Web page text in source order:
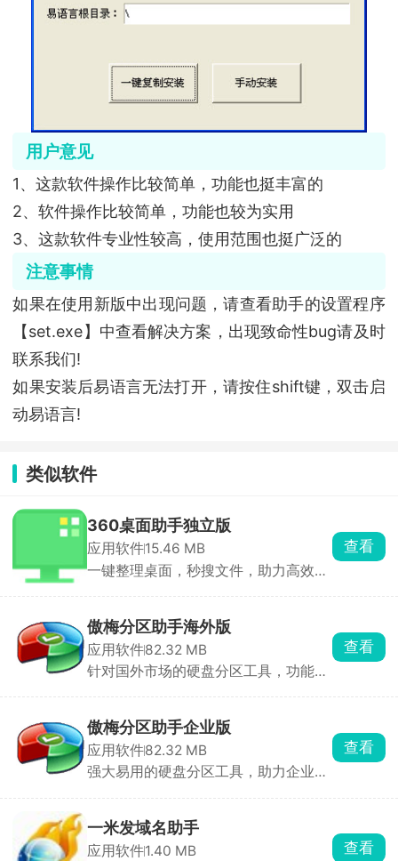
用户意见
1、这款软件操作比较简单，功能也挺丰富的
2、软件操作比较简单，功能也较为实用
3、这款软件专业性较高，使用范围也挺广泛的
注意事情
如果在使用新版中出现问题，请查看助手的设置程序
【set.exe】中查看解决方案，出现致命性bug请及时
联系我们!
如果安装后易语言无法打开，请按住shift键，双击启
动易语言!
类似软件
360桌面助手独立版
应用软件15.46 MB
一键整理桌面，秒搜文件，助力高效工
查看
傲梅分区助手海外版
应用软件82.32 MB
针对国外市场的硬盘分区工具，功能强
查看
傲梅分区助手企业版
应用软件82.32 MB
强大易用的硬盘分区工具，助力企业高
查看
一米发域名助手
应用软件1.40 MB
查看